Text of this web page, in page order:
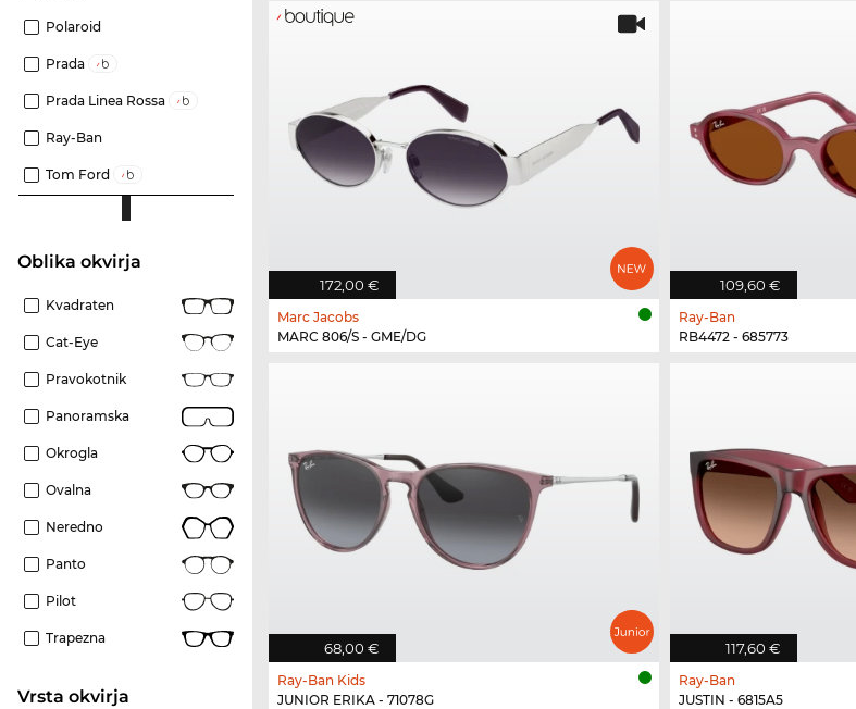
Polaroid
Prada
Prada Linea Rossa
Ray-Ban
Tom Ford
Oblika okvirja
Kvadraten
Cat-Eye
Pravokotnik
Panoramska
Okrogla
Ovalna
Neredno
Panto
Pilot
Trapezna
Vrsta okvirja
172,00 €
Marc Jacobs
MARC 806/S - GME/DG
109,60 €
Ray-Ban
RB4472 - 685773
68,00 €
Ray-Ban Kids
JUNIOR ERIKA - 71078G
117,60 €
Ray-Ban
JUSTIN - 6815A5